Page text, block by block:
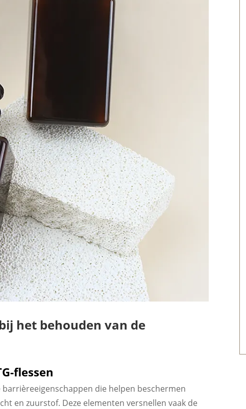
het behouden van de
flessen
die helpen beschermen
en zuurstof. Deze elementen versnellen vaak de